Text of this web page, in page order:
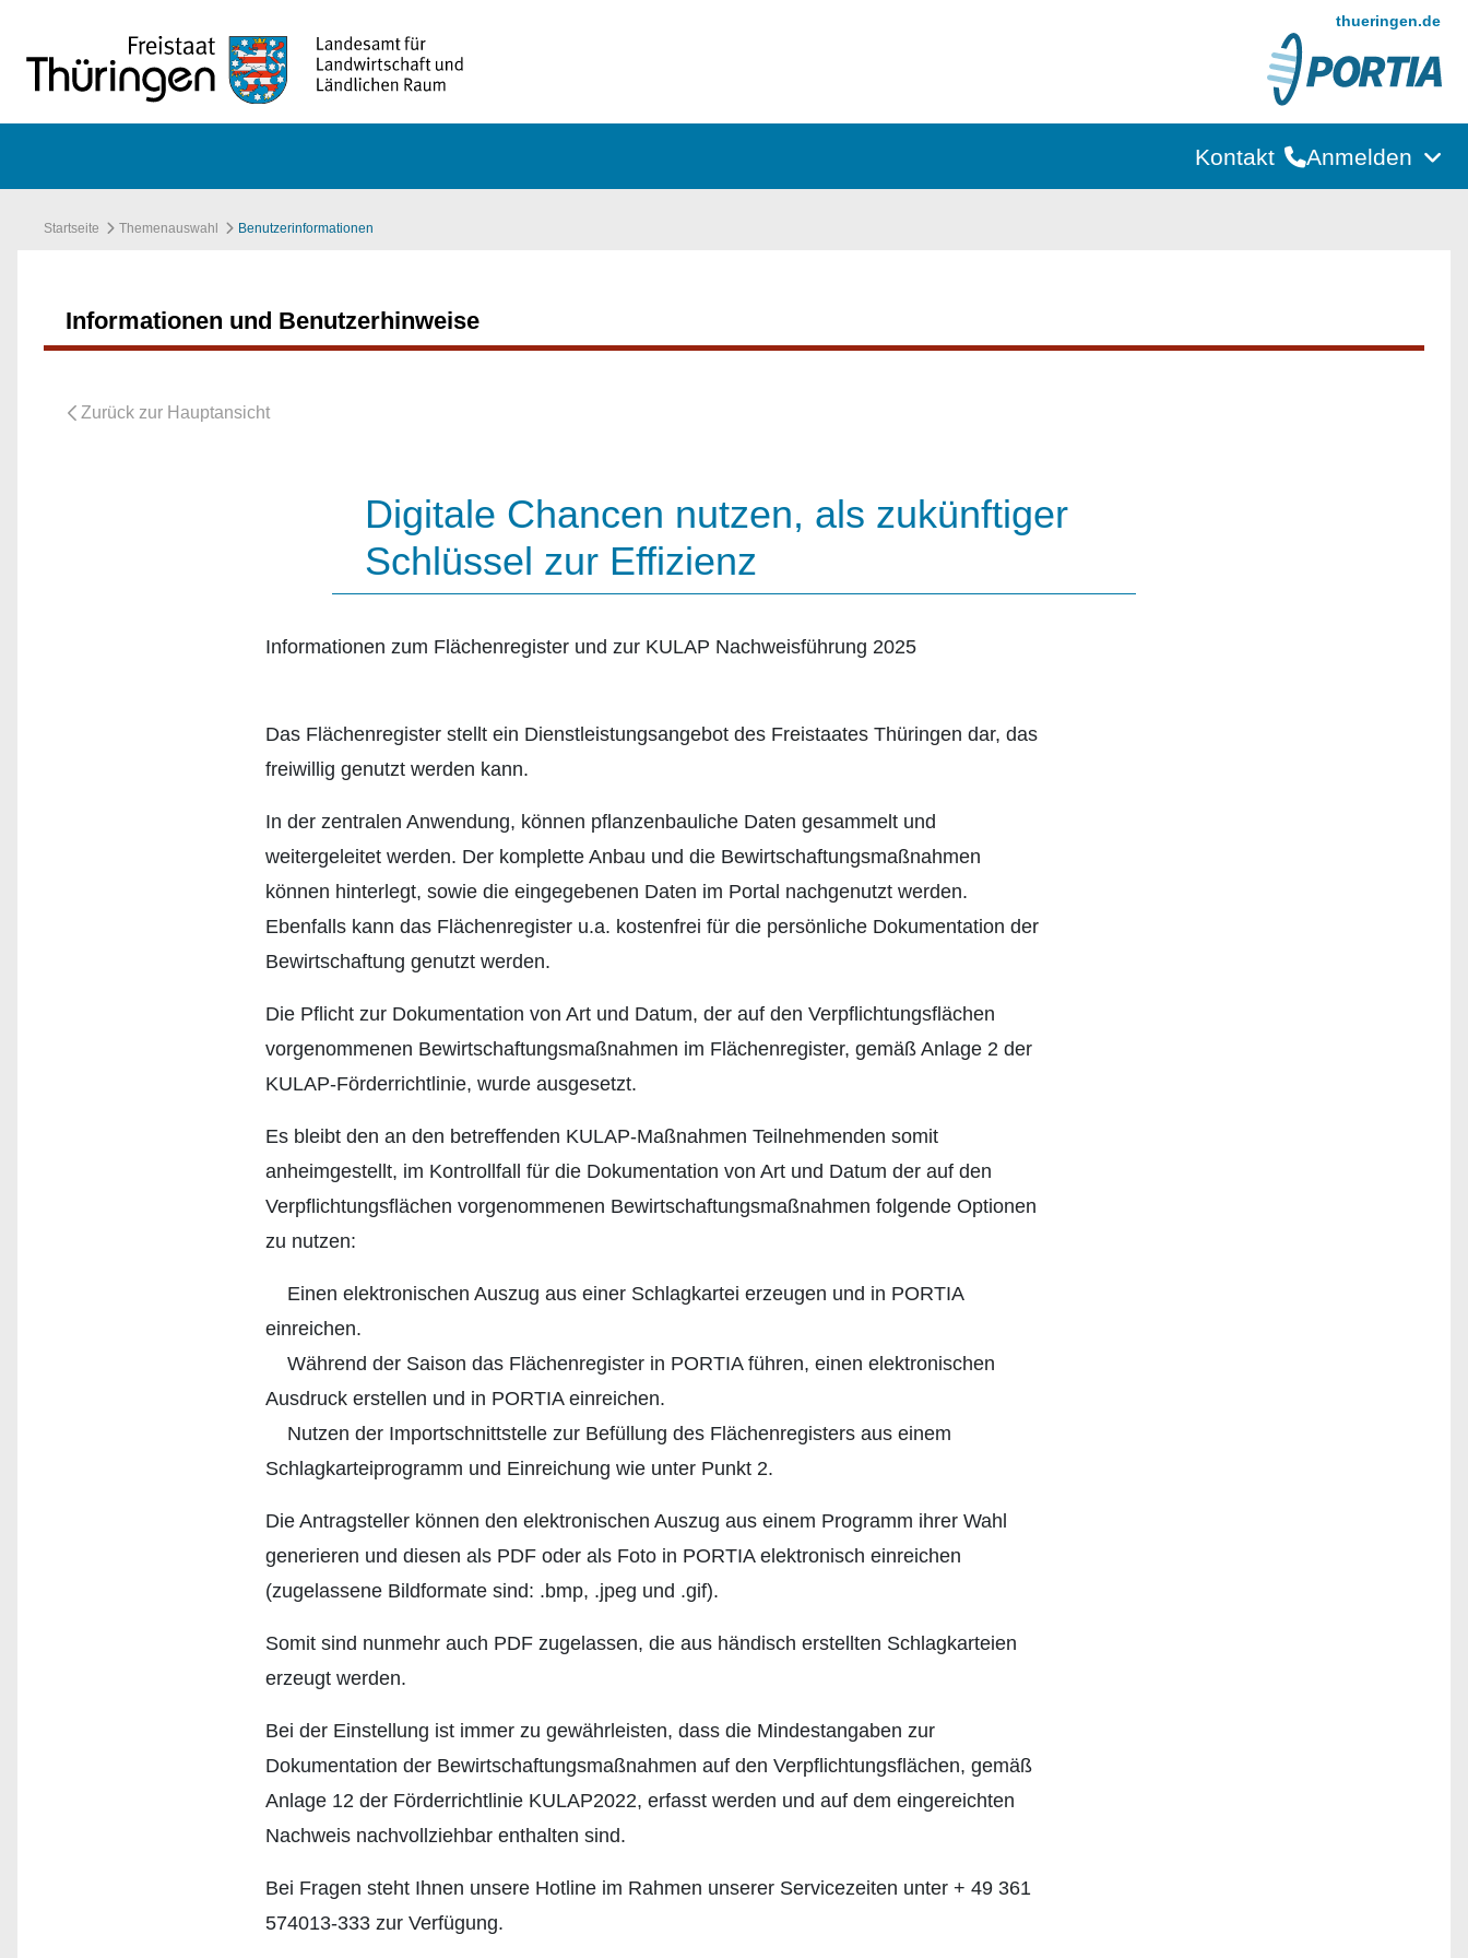
thueringen.de
Kontakt Anmelden
Startseite Themenauswahl Benutzerinformationen
Informationen und Benutzerhinweise
Digitale Chancen nutzen, als zukünftiger
Schlüssel zur Effizienz
Informationen zum Flächenregister und zur KULAP Nachweisführung 2025
Das Flächenregister stellt ein Dienstleistungsangebot des Freistaates Thüringen dar, das
freiwillig genutzt werden kann.
In der zentralen Anwendung, können pflanzenbauliche Daten gesammelt und
weitergeleitet werden. Der komplette Anbau und die Bewirtschaftungsmaßnahmen
können hinterlegt, sowie die eingegebenen Daten im Portal nachgenutzt werden.
Ebenfalls kann das Flächenregister u.a. kostenfrei für die persönliche Dokumentation der
Bewirtschaftung genutzt werden.
Die Pflicht zur Dokumentation von Art und Datum, der auf den Verpflichtungsflächen
vorgenommenen Bewirtschaftungsmaßnahmen im Flächenregister, gemäß Anlage 2 der
KULAP-Förderrichtlinie, wurde ausgesetzt.
Es bleibt den an den betreffenden KULAP-Maßnahmen Teilnehmenden somit
anheimgestellt, im Kontrollfall für die Dokumentation von Art und Datum der auf den
Verpflichtungsflächen vorgenommenen Bewirtschaftungsmaßnahmen folgende Optionen
zu nutzen:
Einen elektronischen Auszug aus einer Schlagkartei erzeugen und in PORTIA
einreichen.
Während der Saison das Flächenregister in PORTIA führen, einen elektronischen
Ausdruck erstellen und in PORTIA einreichen.
Nutzen der Importschnittstelle zur Befüllung des Flächenregisters aus einem
Schlagkarteiprogramm und Einreichung wie unter Punkt 2.
Die Antragsteller können den elektronischen Auszug aus einem Programm ihrer Wahl
generieren und diesen als PDF oder als Foto in PORTIA elektronisch einreichen
(zugelassene Bildformate sind: .bmp, .jpeg und .gif).
Somit sind nunmehr auch PDF zugelassen, die aus händisch erstellten Schlagkarteien
erzeugt werden.
Bei der Einstellung ist immer zu gewährleisten, dass die Mindestangaben zur
Dokumentation der Bewirtschaftungsmaßnahmen auf den Verpflichtungsflächen, gemäß
Anlage 12 der Förderrichtlinie KULAP2022, erfasst werden und auf dem eingereichten
Nachweis nachvollziehbar enthalten sind.
Bei Fragen steht Ihnen unsere Hotline im Rahmen unserer Servicezeiten unter + 49 361
574013-333 zur Verfügung.